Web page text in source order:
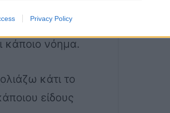
Privacy Policy
σε talent
που αυτό
κάποιο νόημα.
κάτι το
είδους